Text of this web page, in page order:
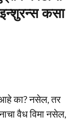
इन्शुरन्स कसा
आहे का? नसेल, तर
वैध विमा नसेल,